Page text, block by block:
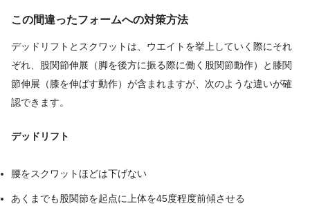
この間違ったフォームへの対策方法
デッドリフトとスクワットは、ウエイトを挙上していく際にそれ
ぞれ、股関節伸展（脚を後方に振る際に働く股関節動作）と膝関
節伸展（膝を伸ばす動作）が含まれますが、次のような違いが確
認できます。
デッドリフト
腰をスクワットほどは下げない
あくまでも股関節を起点に上体を45度程度前傾させる